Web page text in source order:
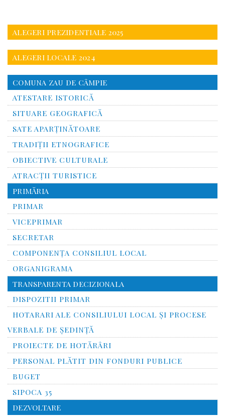
ALEGERI PREZIDENTIALE 2025
ALEGERI LOCALE 2024
COMUNA ZAU DE CÂMPIE
ATESTARE ISTORICĂ
SITUARE GEOGRAFICĂ
SATE APARȚINĂTOARE
TRADIȚII ETNOGRAFICE
OBIECTIVE CULTURALE
ATRACȚII TURISTICE
PRIMĂRIA
PRIMAR
VICEPRIMAR
SECRETAR
COMPONENȚA CONSILIUL LOCAL
ORGANIGRAMA
TRANSPARENTA DECIZIONALA
DISPOZITII PRIMAR
HOTARARI ALE CONSILIULUI LOCAL ȘI PROCESE
VERBALE DE ȘEDINȚĂ
PROIECTE DE HOTĂRÂRI
PERSONAL PLĂTIT DIN FONDURI PUBLICE
BUGET
SIPOCA 35
DEZVOLTARE